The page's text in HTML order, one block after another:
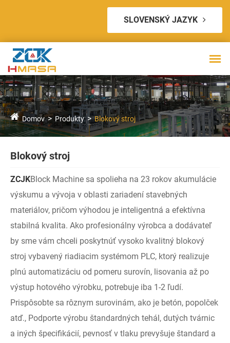
SLOVENSKÝ JAZYK
Domov Produkty Blokový stroj
Blokový stroj
ZCJKBlock Machine sa spolieha na 23 rokov akumulácie
výskumu a vývoja v oblasti zariadení stavebných
materiálov, pričom výhodou je inteligentná a efektívna
stabilná kvalita. Ako profesionálny výrobca a dodávateľ
by sme vám chceli poskytnúť vysoko kvalitný blokový
stroj vybavený riadiacim systémom PLC, ktorý realizuje
plnú automatizáciu od pomeru surovín, lisovania až po
výstup hotového výrobku, potrebuje iba 1-2 ľudí.
Prispôsobte sa rôznym surovinám, ako je betón, popolček
atď., Podporte výrobu štandardných tehál, dutých tvárnic
a iných špecifikácií, pevnosť v tlaku prevyšuje štandard a